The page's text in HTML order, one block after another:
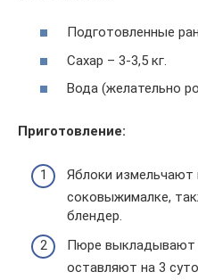
Подготовленные
Сахар – 3-3,5 кг.
Вода (желательно
Приготовление:
Яблоки измельчают
соковыжималке,
блендер.
Пюре выкладывают
оставляют на 3